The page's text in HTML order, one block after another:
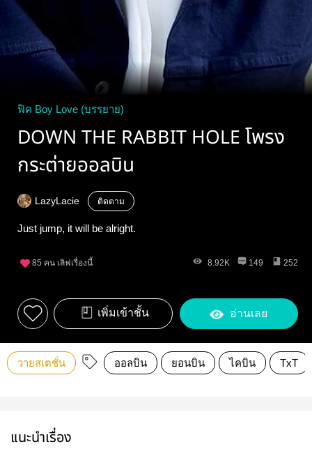
ฟิค Boy Love (บรรยาย)
DOWN THE RABBIT HOLE โพรง
กระต่ายออลบิน
LazyLacie ติดตาม
Just jump, it will be alright.
85 คน เลิฟเรื่องนี้ 8.92K 149 252
เพิ่มเข้าชั้น อ่านเลย
วายสเตชั่น ออลบิน ยอนบิน ไคบิน TxT
แนะนำเรื่อง